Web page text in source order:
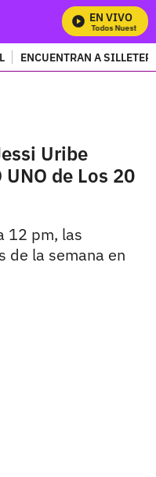
EN VIVO
Mira Todos Nuestros
ENCUENTRAN A
Uribe
de Los 20
12 pm, las
de la semana en